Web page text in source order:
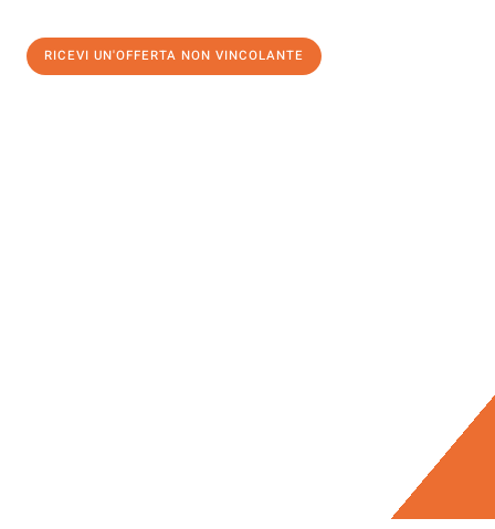
RICEVI UN'OFFERTA NON VINCOLANTE